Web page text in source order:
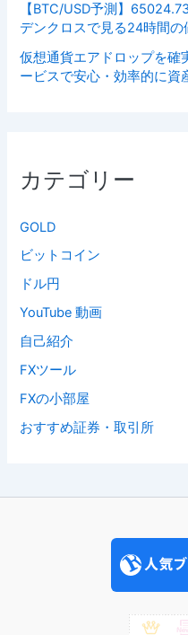
【BTC/USD予測】
デンクロスで見る24時間の
仮想通貨エアドロップを確
ービスで安心・効率的に資
カテゴリー
GOLD
ビットコイン
ドル円
YouTube 動画
自己紹介
FXツール
FXの小部屋
おすすめ証券・取引所